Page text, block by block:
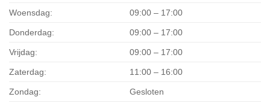
Woensdag: 09:00 – 17:00
Donderdag: 09:00 – 17:00
Vrijdag: 09:00 – 17:00
Zaterdag: 11:00 – 16:00
Zondag: Gesloten